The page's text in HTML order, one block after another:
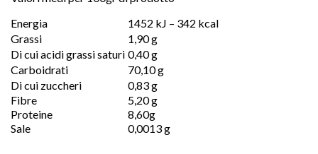
Energia
1452 kJ – 342 kcal
Grassi
1,90 g
Di cui acidi grassi saturi 0,40 g
Carboidrati
70,10 g
Di cui zuccheri
0,83 g
Fibre
5,20 g
Proteine
8,60g
Sale
0,0013 g